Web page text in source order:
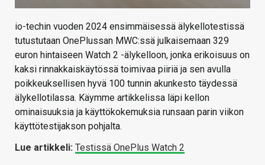
io-techin vuoden 2024 ensimmäisessä älykellotestissä
tutustutaan OnePlussan MWC:ssä julkaisemaan 329
euron hintaiseen Watch 2 -älykelloon, jonka erikoisuus on
kaksi rinnakkaiskäytössä toimivaa piiriä ja sen avulla
poikkeuksellisen hyvä 100 tunnin akunkesto täydessä
älykellotilassa. Käymme artikkelissa läpi kellon
ominaisuuksia ja käyttökokemuksia runsaan parin viikon
käyttötestijakson pohjalta.
Lue artikkeli: Testissä OnePlus Watch 2